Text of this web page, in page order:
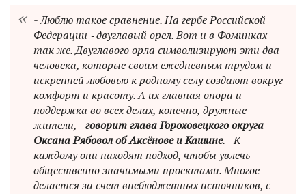
- Люблю такое сравнение. На гербе Российской
Федерации ‑ двуглавый орел. Вот и в Фоминках
так же. Двуглавого орла символизируют эти два
человека, которые своим ежедневным трудом и
искренней любовью к родному селу создают вокруг
комфорт и красоту. А их главная опора и
поддержка во всех делах, конечно, дружные
жители, -говорит глава Гороховецкого округа
Оксана Рябовол об Аксёнове и Кашине. - К
каждому они находят подход, чтобы увлечь
общественно значимыми проектами. Многое
делается за счет внебюджетных источников, с